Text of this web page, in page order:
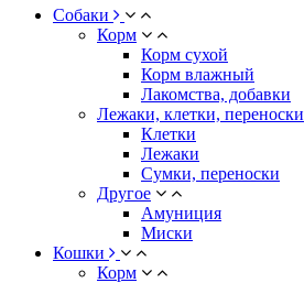
Собаки
Корм
Корм сухой
Корм влажный
Лакомства, добавки
Лежаки, клетки, переноски
Клетки
Лежаки
Сумки, переноски
Другое
Амуниция
Миски
Кошки
Корм